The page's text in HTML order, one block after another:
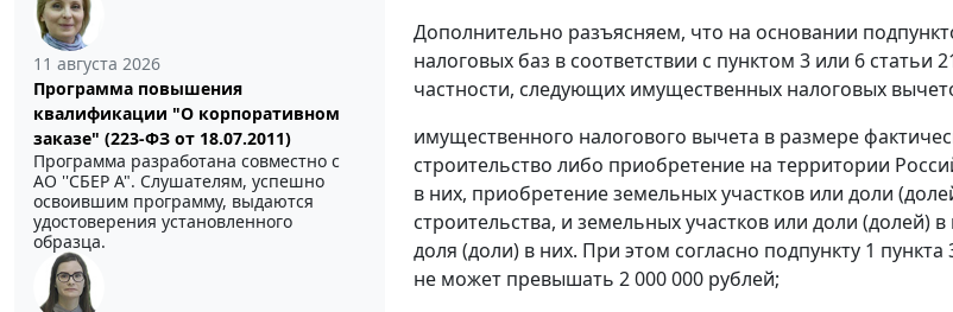
11 августа 2026
Программа повышения
квалификации "О корпоративном
заказе" (223-ФЗ от 18.07.2011)
Программа разработана совместно с
АО ''СБЕР А". Слушателям, успешно
освоившим программу, выдаются
удостоверения установленного
образца.
Дополнительно разъясняем, что на основании
налоговых баз в соответствии с пунктом 3 или 6
частности, следующих имущественных налоговых
имущественного налогового вычета в размере
строительство либо приобретение на территории
в них, приобретение земельных участков или доли
строительства, и земельных участков или доли
доля (доли) в них. При этом согласно подпункту 1
не может превышать 2 000 000 рублей;